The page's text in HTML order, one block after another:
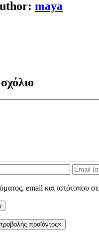
maya
email και ιστότοπου
προϊόντος×